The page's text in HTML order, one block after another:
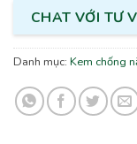
CHAT VỚI TƯ
Danh mục: Kem chống